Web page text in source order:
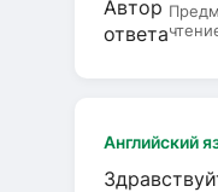
Английский